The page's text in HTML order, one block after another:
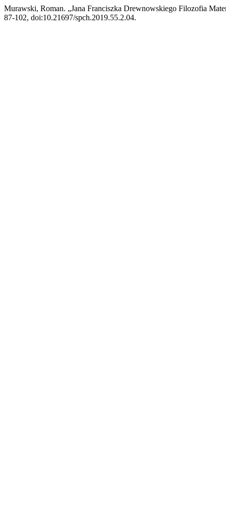
Murawski, Roman. „Jana Franciszka Drewnowskiego Filozofia
87-102, doi:10.21697/spch.2019.55.2.04.